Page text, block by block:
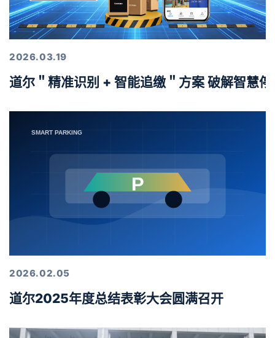
2026.03.19
道尔＂精准识别 + 智能追缴＂方案 破解智慧
2026.02.05
道尔2025年度总结表彰大会圆满召开